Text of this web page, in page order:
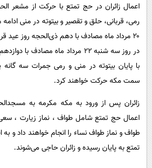
اعمال زائران در حج تمتع با حرکت از مشعر
رمی، قربانی، حلق و تقصیر و بیتوته در منی
۲۰ مرداد ماه مصادف با دهم ذی‌الحجه روز عید قربان است.
در روز ‌سه شنبه ۲۲ مرداد ماه مصادف با
با پایان بیتوته در منی و رمی جمرات سه
سمت مکه حرکت خواهند کرد.
زائران پس از ورود به مکه مکرمه به
اعمال حج تمتع شامل طواف ، نماز زیارت ،
طواف و نماز طواف نساء را انجام خواهند داد و
تمتع به پایان رسیده و زائران حاجی می‌شوند.